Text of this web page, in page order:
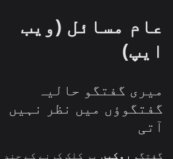
عام مسائل (ویب
ایپ)
میری گفتگو حالیہ
گفتگوؤں میں نظر نہیں
آتی
گفتگو روکیں پر کلک کرنے کے چند